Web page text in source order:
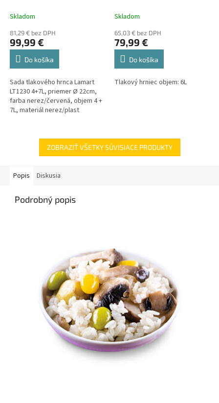
Skladom
81,29 € bez DPH
99,99 €
Do košíka
Sada tlakového hrnca Lamart
LT1230 4+7L, priemer Ø 22cm,
farba nerez/červená, objem 4 +
7L, materiál nerez/plast
Skladom
65,03 € bez DPH
79,99 €
Do košíka
Tlakový hrniec objem: 6L
ZOBRAZIŤ VŠETKY SÚVISIACE PRODUKTY
Popis Diskusia
Podrobný popis